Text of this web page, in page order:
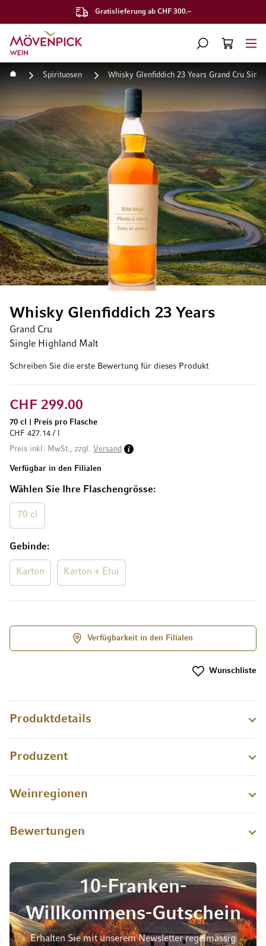
Gratislieferung ab CHF 300.–
Zur Startseite
SUCHE
WARENKORB
Startseite Spirituosen Whisky Glenfiddich 23 Years Grand Cru
Schreiben Sie die erste Bewertung für dieses Produkt
Whisky Glenfiddich 23 Years
Grand Cru
Single Highland Malt
Wählen Sie Ihre Flaschengrösse
70 cl
Gebinde
Karton Karton + Etui
CHF 299.00
70 cl
Preis pro Flasche
CHF 427.14 / l
Preis inkl. MwSt., zzgl. Versand
Verfügbar in den Filialen
Verfügbarkeit in den Filialen
Wunschliste
Zum Ende der Bildgalerie springen
Produktdetails
Produzent
Weinregionen
Bewertungen
10-Franken-
Willkommens-Gutschein
Erhalten Sie mit unserem Newsletter regelmässig